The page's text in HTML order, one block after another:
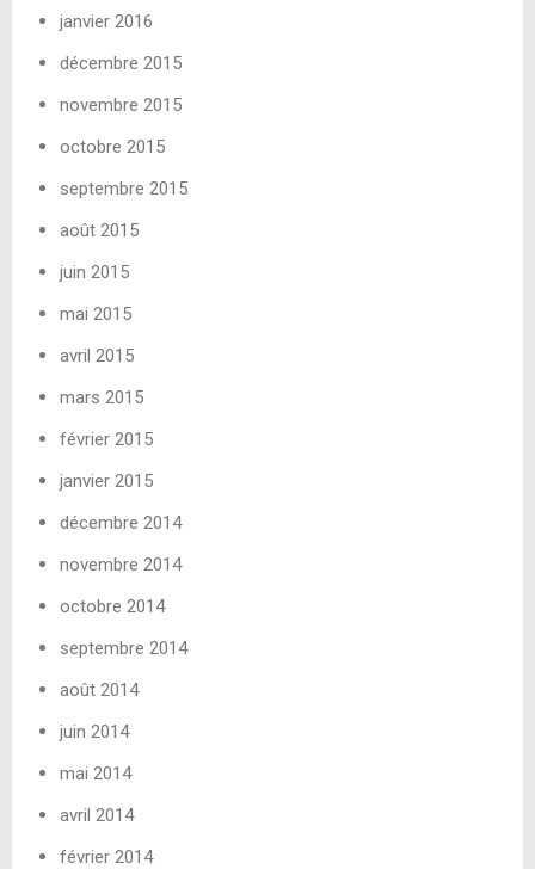
janvier 2016
décembre 2015
novembre 2015
octobre 2015
septembre 2015
août 2015
juin 2015
mai 2015
avril 2015
mars 2015
février 2015
janvier 2015
décembre 2014
novembre 2014
octobre 2014
septembre 2014
août 2014
juin 2014
mai 2014
avril 2014
février 2014